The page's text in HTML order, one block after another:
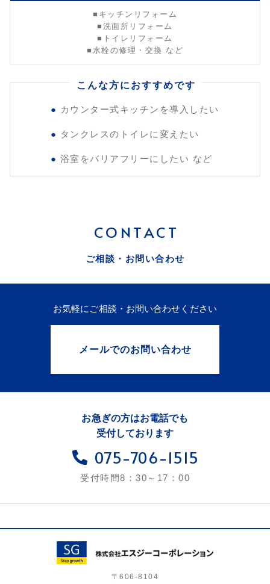
■キッチンリフォーム
■洗面所リフォーム
■トイレリフォーム
■水栓の修理・交換 など
こんな方におすすめです
カウンター式キッチンを導入したい
タンクレスのトイレに変えたい
浴室をバリアフリーにしたい など
CONTACT
ご相談・お問い合わせ
お気軽にご相談・お問い合わせください
メールでのお問い合わせ
お急ぎの方はお電話でも
受付しております
075-706-1515
受付時間8：30～17：00
〒606-8104